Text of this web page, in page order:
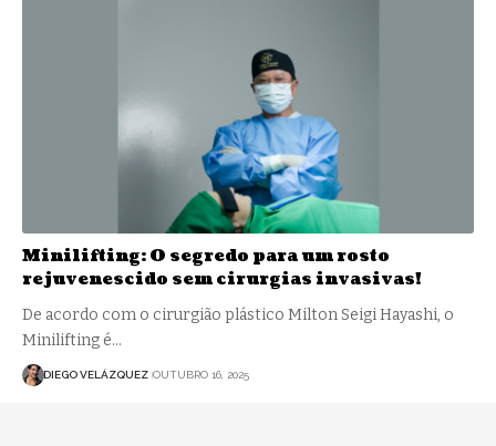
Minilifting: O segredo para um rosto
rejuvenescido sem cirurgias invasivas!
De acordo com o cirurgião plástico Milton Seigi Hayashi, o
Minilifting é…
DIEGO VELÁZQUEZ OUTUBRO 16, 2025